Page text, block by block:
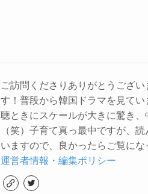
ご訪問くださりありがとうござ
す！普段から韓国ドラマを見て
聴ときにスケールが大きに驚き
（笑）子育て真っ最中ですが、
いますので、良かったらご覧に
運営者情報・編集ポリシー